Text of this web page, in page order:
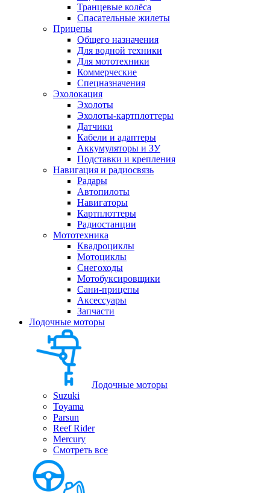
Транцевые колёса
Спасательные жилеты
Прицепы
Общего назначения
Для водной техники
Для мототехники
Коммерческие
Спецназначения
Эхолокация
Эхолоты
Эхолоты-картплоттеры
Датчики
Кабели и адаптеры
Аккумуляторы и ЗУ
Подставки и крепления
Навигация и радиосвязь
Радары
Автопилоты
Навигаторы
Картплоттеры
Радиостанции
Мототехника
Квадроциклы
Мотоциклы
Снегоходы
Мотобуксировщики
Сани-прицепы
Аксессуары
Запчасти
Лодочные моторы
Лодочные моторы
Suzuki
Toyama
Parsun
Reef Rider
Mercury
Смотреть все